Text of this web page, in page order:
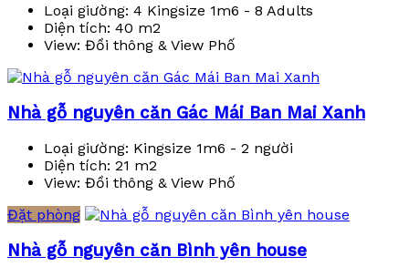
Loại giường: 4 Kingsize 1m6 - 8 Adults
Diện tích: 40 m2
View: Đồi thông & View Phố
Nhà gỗ nguyên căn Gác Mái Ban Mai Xanh
Loại giường: Kingsize 1m6 - 2 người
Diện tích: 21 m2
View: Đồi thông & View Phố
Đặt phòng
Nhà gỗ nguyên căn Bình yên house